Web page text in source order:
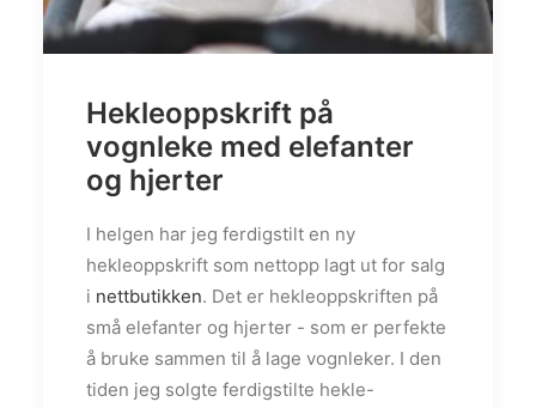
Hekleoppskrift på
vognleke med elefanter
og hjerter
I helgen har jeg ferdigstilt en ny
hekleoppskrift som nettopp lagt ut for salg
i nettbutikken. Det er hekleoppskriften på
små elefanter og hjerter - som er perfekte
å bruke sammen til å lage vognleker. I den
tiden jeg solgte ferdigstilte hekle-